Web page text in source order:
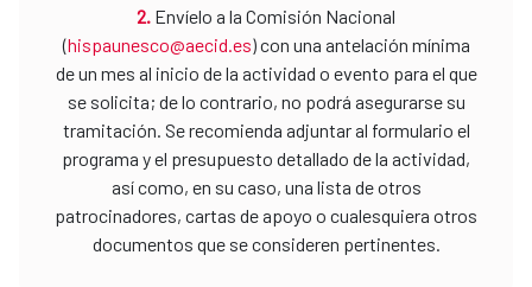
2. Envíelo a la Comisión Nacional
(hispaunesco@aecid.es) con una antelación mínima
de un mes al inicio de la actividad o evento para el que
se solicita; de lo contrario, no podrá asegurarse su
tramitación. Se recomienda adjuntar al formulario el
programa y el presupuesto detallado de la actividad,
así como, en su caso, una lista de otros
patrocinadores, cartas de apoyo o cualesquiera otros
documentos que se consideren pertinentes.